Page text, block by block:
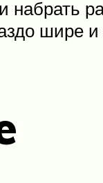
набрать
шире